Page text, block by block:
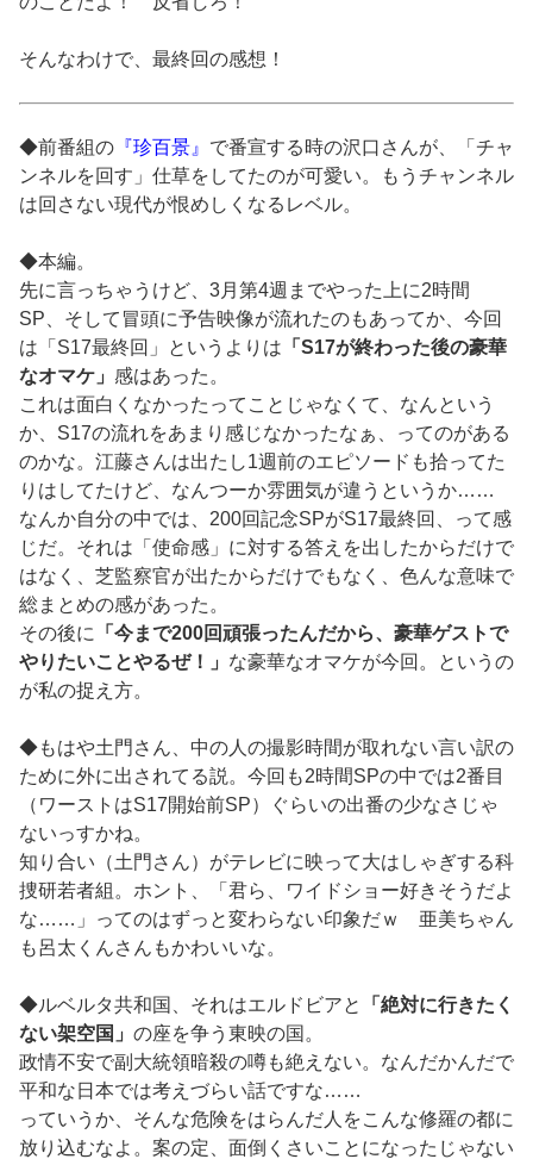
そんなわけで、最終回の感想！
◆前番組の 『珍百景』 で番宣する時の沢口さんが、「チャ
ンネルを回す」仕草をしてたのが可愛い。もうチャンネル
は回さない現代が恨めしくなるレベル。
◆本編。
先に言っちゃうけど、3月第4週までやった上に2時間
SP、そして冒頭に予告映像が流れたのもあってか、今回
は「S17最終回」というよりは 「S17が終わった後の豪華
なオマケ」 感はあった。
これは面白くなかったってことじゃなくて、なんという
か、S17の流れをあまり感じなかったなぁ、ってのがある
のかな。江藤さんは出たし1週前のエピソードも拾ってた
りはしてたけど、なんつーか雰囲気が違うというか……
なんか自分の中では、200回記念SPがS17最終回、って感
じだ。それは「使命感」に対する答えを出したからだけで
はなく、芝監察官が出たからだけでもなく、色んな意味で
総まとめの感があった。
その後に
「今まで200回頑張ったんだから、豪華ゲストで
やりたいことやるぜ！」 な豪華なオマケが今回。というの
が私の捉え方。
◆もはや土門さん、中の人の撮影時間が取れない言い訳の
ために外に出されてる説。今回も2時間SPの中では2番目
（ワーストはS17開始前SP）ぐらいの出番の少なさじゃ
ないっすかね。
知り合い（土門さん）がテレビに映って大はしゃぎする科
捜研若者組。ホント、「君ら、ワイドショー好きそうだよ
な……」ってのはずっと変わらない印象だｗ 亜美ちゃん
も呂太くんさんもかわいいな。
◆ルベルタ共和国、それはエルドビアと
「絶対に行きたく
ない架空国」 の座を争う東映の国。
政情不安で副大統領暗殺の噂も絶えない。なんだかんだで
平和な日本では考えづらい話ですな……
っていうか、そんな危険をはらんだ人をこんな修羅の都に
放り込むなよ。案の定、面倒くさいことになったじゃない